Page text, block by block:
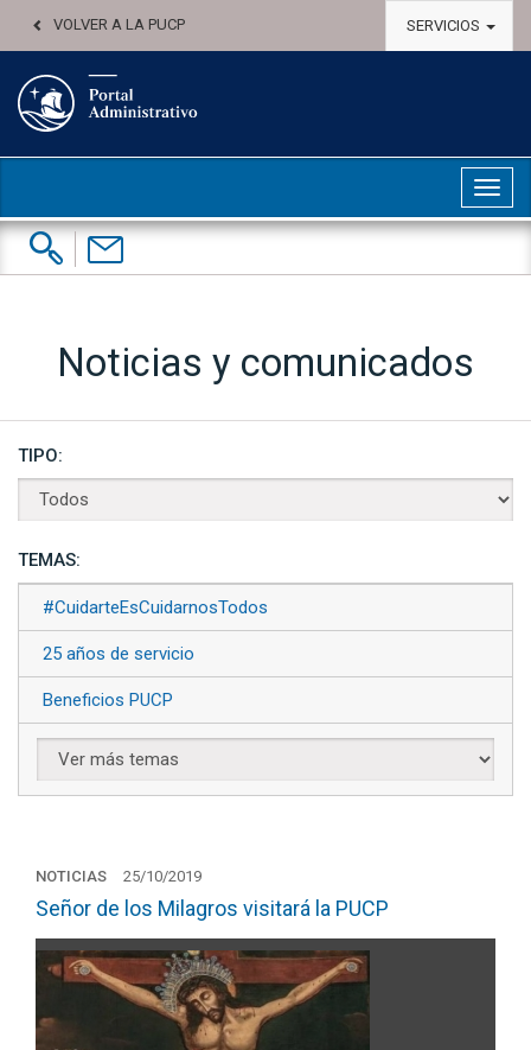
VOLVER A LA PUCP SERVICIOS
Buscar:
Contáctenos
Noticias y comunicados
TIPO:
TEMAS:
#CuidarteEsCuidarnosTodos
25 años de servicio
Beneficios PUCP
NOTICIAS 25/10/2019
Señor de los Milagros visitará la PUCP